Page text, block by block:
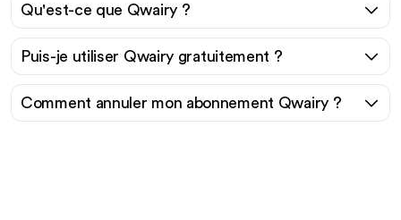
Qu'est-ce que Qwairy ?
Puis-je utiliser Qwairy gratuitement ?
Comment annuler mon abonnement Qwairy ?